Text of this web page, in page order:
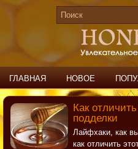
ГЛАВНАЯ НОВОЕ
ПОИСК КОНТАКТЫ
Как
подделки
Лайфхаки, как
как отличить